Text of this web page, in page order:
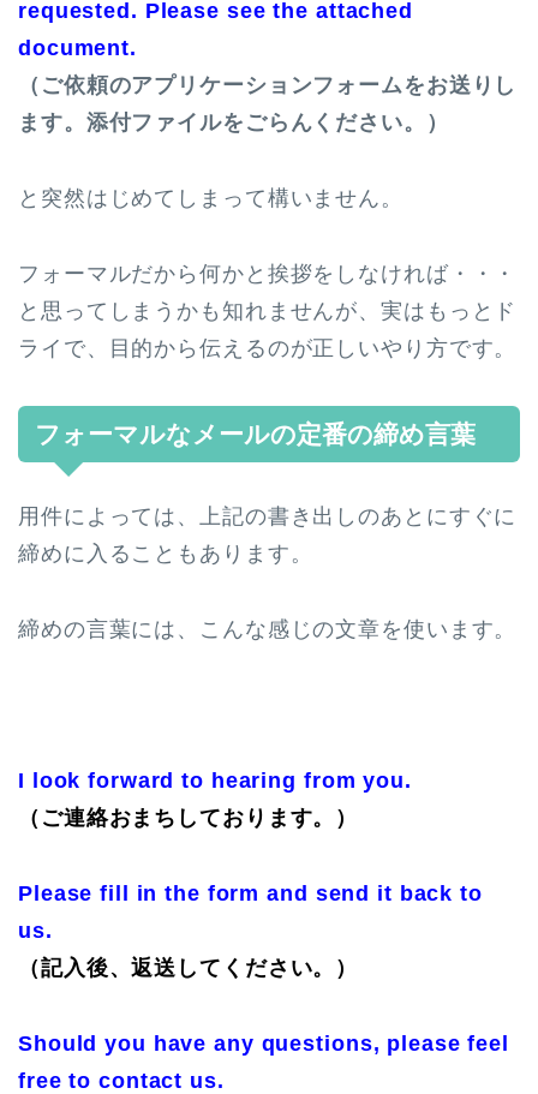
requested. Please see the attached
document.
（ご依頼のアプリケーションフォームをお送りし
ます。添付ファイルをごらんください。）
と突然はじめてしまって構いません。
フォーマルだから何かと挨拶をしなければ・・・
と思ってしまうかも知れませんが、実はもっとド
ライで、目的から伝えるのが正しいやり方です。
フォーマルなメールの定番の締め言葉
用件によっては、上記の書き出しのあとにすぐに
締めに入ることもあります。
締めの言葉には、こんな感じの文章を使います。
I look forward to hearing from you.
（ご連絡おまちしております。）
Please fill in the form and send it back to
us.
（記入後、返送してください。）
Should you have any questions, please feel
free to contact us.